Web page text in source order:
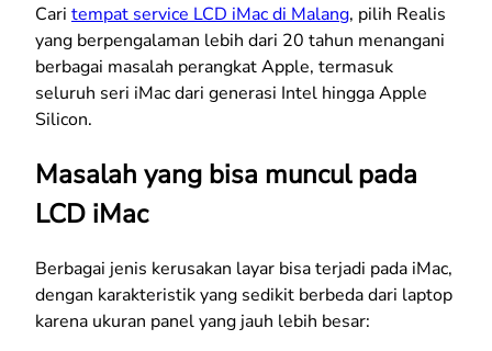
Cari tempat service LCD iMac di Malang, pilih Realis
yang berpengalaman lebih dari 20 tahun menangani
berbagai masalah perangkat Apple, termasuk
seluruh seri iMac dari generasi Intel hingga Apple
Silicon.
Masalah yang bisa muncul pada
LCD iMac
Berbagai jenis kerusakan layar bisa terjadi pada iMac,
dengan karakteristik yang sedikit berbeda dari laptop
karena ukuran panel yang jauh lebih besar: